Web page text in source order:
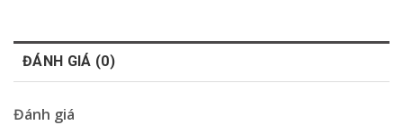
ĐÁNH GIÁ (0)
Đánh giá